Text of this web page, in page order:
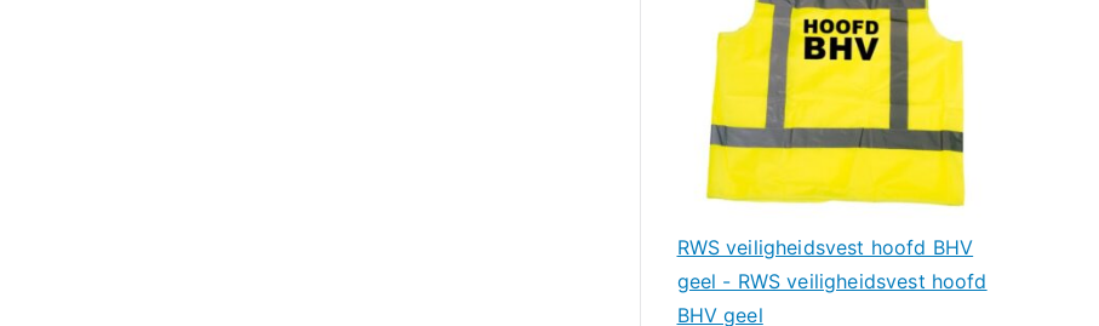
RWS veiligheidsvest hoofd BHV
geel - RWS veiligheidsvest hoofd
BHV geel